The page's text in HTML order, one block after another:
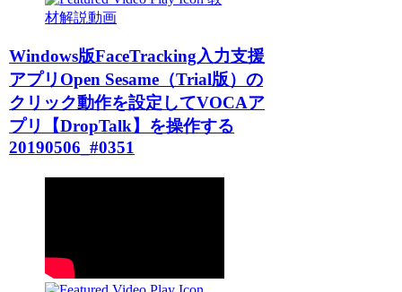
材解説動画
Windows版FaceTracking入力支援
アプリOpen Sesame（Trial版）の
クリック動作を設定してVOCAア
プリ【DropTalk】を操作する
20190506_#0351